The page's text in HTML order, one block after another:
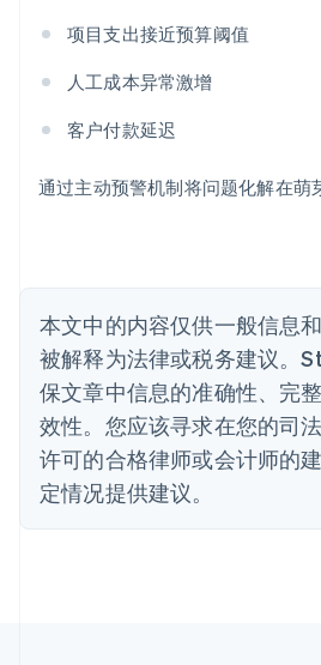
项目支出接近预算阈值
人工成本异常激增
客户付款延迟
通过主动预警机制将问题化解在萌
本文中的内容仅供一般信息
被解释为法律或税务建议。
保文章中信息的准确性、完
效性。您应该寻求在您的司
许可的合格律师或会计师的
定情况提供建议。
Deutsch English
English
PortuguêsEnglish
比利时
丹麦
English
德国
DeutschEnglish
法国
芬兰
English Svenska
荷兰